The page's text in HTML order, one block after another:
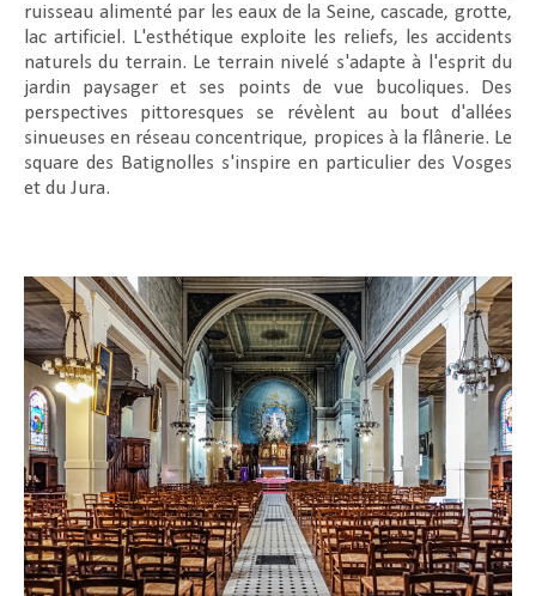
ruisseau alimenté par les eaux de la Seine, cascade, grotte,
lac artificiel. L'esthétique exploite les reliefs, les accidents
naturels du terrain. Le terrain nivelé s'adapte à l'esprit du
jardin paysager et ses points de vue bucoliques. Des
perspectives pittoresques se révèlent au bout d'allées
sinueuses en réseau concentrique, propices à la flânerie. Le
square des Batignolles s'inspire en particulier des Vosges
et du Jura.